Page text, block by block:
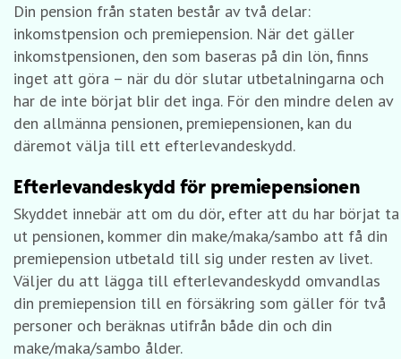
Din pension från staten består av två delar:
inkomstpension och premiepension. När det gäller
inkomstpensionen, den som baseras på din lön, finns
inget att göra – när du dör slutar utbetalningarna och
har de inte börjat blir det inga. För den mindre delen av
den allmänna pensionen, premiepensionen, kan du
däremot välja till ett efterlevandeskydd.
Efterlevandeskydd för premiepensionen
Skyddet innebär att om du dör, efter att du har börjat ta
ut pensionen, kommer din make/maka/sambo att få din
premiepension utbetald till sig under resten av livet.
Väljer du att lägga till efterlevandeskydd omvandlas
din premiepension till en försäkring som gäller för två
personer och beräknas utifrån både din och din
make/maka/sambo ålder.